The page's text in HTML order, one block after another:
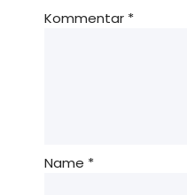
Kommentar *
Name *